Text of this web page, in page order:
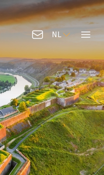
Contacteer ons
NL
Menu